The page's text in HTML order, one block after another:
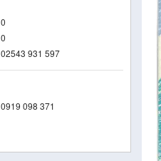
0
0
02543 931 597
0919 098 371